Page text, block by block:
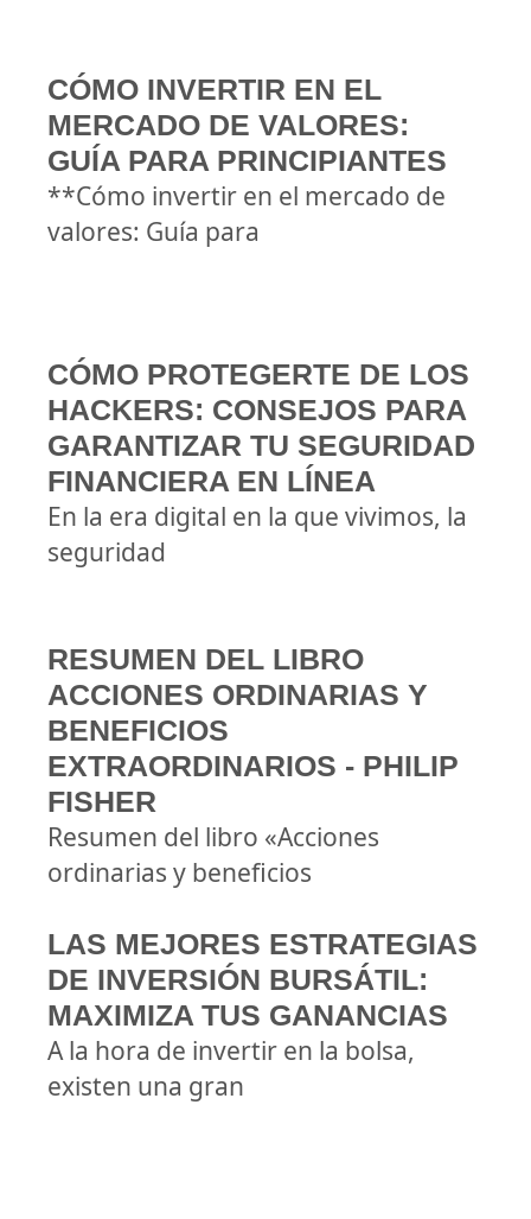
CÓMO INVERTIR EN EL
MERCADO DE VALORES:
GUÍA PARA PRINCIPIANTES
**Cómo invertir en el mercado de
valores: Guía para
CÓMO PROTEGERTE DE LOS
HACKERS: CONSEJOS PARA
GARANTIZAR TU SEGURIDAD
FINANCIERA EN LÍNEA
En la era digital en la que vivimos, la
seguridad
RESUMEN DEL LIBRO
ACCIONES ORDINARIAS Y
BENEFICIOS
EXTRAORDINARIOS - PHILIP
FISHER
Resumen del libro «Acciones
ordinarias y beneficios
LAS MEJORES ESTRATEGIAS
DE INVERSIÓN BURSÁTIL:
MAXIMIZA TUS GANANCIAS
A la hora de invertir en la bolsa,
existen una gran